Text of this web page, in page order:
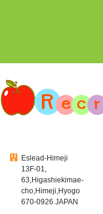
Eslead-Himeji
13F-01,
63,Higashiekimae-
cho,Himeji,Hyogo
670-0926 JAPAN